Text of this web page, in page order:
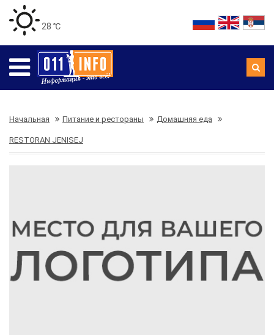
28 ℃
Начальная Питание и рестораны Домашняя еда
RESTORAN JENISEJ